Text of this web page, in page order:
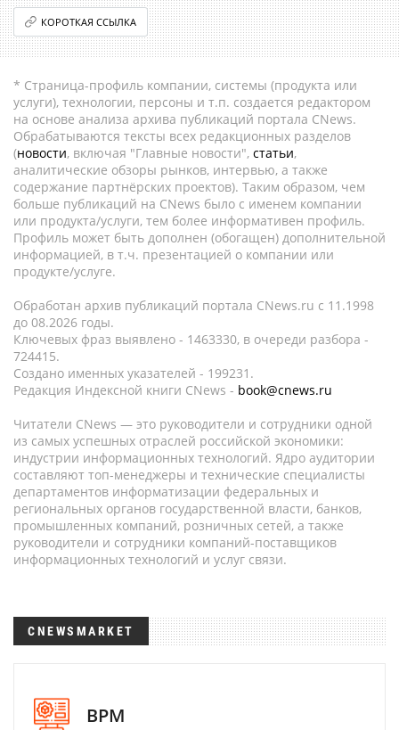
КОРОТКАЯ ССЫЛКА
* Страница-профиль компании, системы (продукта или
услуги), технологии, персоны и т.п. создается редактором
на основе анализа архива публикаций портала CNews.
Обрабатываются тексты всех редакционных разделов
(новости, включая "Главные новости", статьи,
аналитические обзоры рынков, интервью, а также
содержание партнёрских проектов). Таким образом, чем
больше публикаций на CNews было с именем компании
или продукта/услуги, тем более информативен профиль.
Профиль может быть дополнен (обогащен) дополнительной
информацией, в т.ч. презентацией о компании или
продукте/услуге.
Обработан архив публикаций портала CNews.ru c 11.1998
до 08.2026 годы.
Ключевых фраз выявлено - 1463330, в очереди разбора -
724415.
Создано именных указателей - 199231.
Редакция Индексной книги CNews - book@cnews.ru
Читатели CNews — это руководители и сотрудники одной
из самых успешных отраслей российской экономики:
индустрии информационных технологий. Ядро аудитории
составляют топ-менеджеры и технические специалисты
департаментов информатизации федеральных и
региональных органов государственной власти, банков,
промышленных компаний, розничных сетей, а также
руководители и сотрудники компаний-поставщиков
информационных технологий и услуг связи.
CNEWSMARKET
BPM